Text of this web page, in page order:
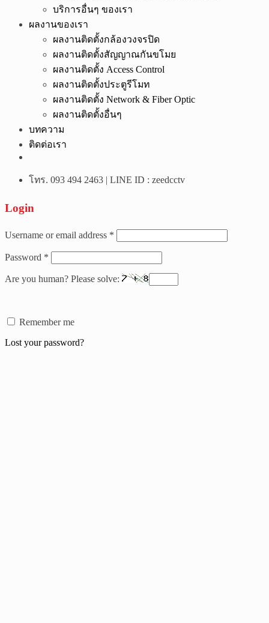
บริการอื่นๆ ของเรา
ผลงานของเรา
ผลงานติดตั้งกล้องวงจรปิด
ผลงานติดตั้งสัญญาณกันขโมย
ผลงานติดตั้ง Access Control
ผลงานติดตั้งประตูรีโมท
ผลงานติดตั้ง Network & Fiber Optic
ผลงานติดตั้งอื่นๆ
บทความ
ติดต่อเรา
โทร. 093 494 2463 | LINE ID : zeedcctv
Login
Username or email address *
Password *
Are you human? Please solve:
Remember me
Lost your password?